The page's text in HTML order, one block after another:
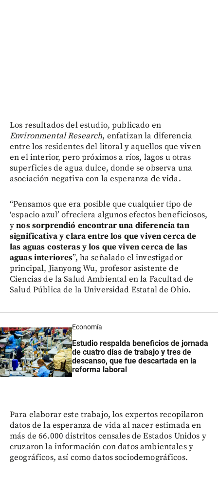
Los resultados del estudio, publicado en
Environmental Research, enfatizan la diferencia
entre los residentes del litoral y aquellos que viven
en el interior, pero próximos a ríos, lagos u otras
superficies de agua dulce, donde se observa una
asociación negativa con la esperanza de vida.
“Pensamos que era posible que cualquier tipo de
‘espacio azul’ ofreciera algunos efectos beneficiosos,
ynos sorprendió encontrar una diferencia tan
significativa y clara entre los que viven cerca de
las aguas costeras y los que viven cerca de las
aguas interiores”, ha señalado el investigador
principal, Jianyong Wu, profesor asistente de
Ciencias de la Salud Ambiental en la Facultad de
Salud Pública de la Universidad Estatal de Ohio.
Economía
Estudio respalda beneficios de jornada
de cuatro días de trabajo y tres de
descanso, que fue descartada en la
reforma laboral
Para elaborar este trabajo, los expertos recopilaron
datos de la esperanza de vida al nacer estimada en
más de 66.000 distritos censales de Estados Unidos y
cruzaron la información con datos ambientales y
geográficos, así como datos sociodemográficos.